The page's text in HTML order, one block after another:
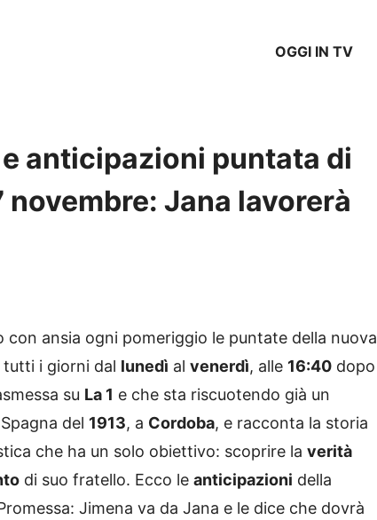
OGGI IN TV
anticipazioni puntata di
Jana lavorerà
con ansia ogni pomeriggio le puntate della nuova
tutti i giorni dal lunedì al venerdì, alle 16:40 dopo
su La 1 e che sta riscuotendo già un
del 1913, a Cordoba, e racconta la storia
che ha un solo obiettivo: scoprire la verità
di suo fratello. Ecco le anticipazioni della
Jimena va da Jana e le dice che dovrà